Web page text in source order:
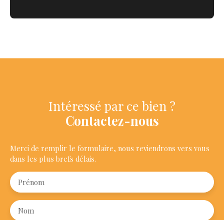
Intéressé par ce bien ?
Contactez-nous
Merci de remplir le formulaire, nous reviendrons vers vous
dans les plus brefs délais.
Prénom
Nom